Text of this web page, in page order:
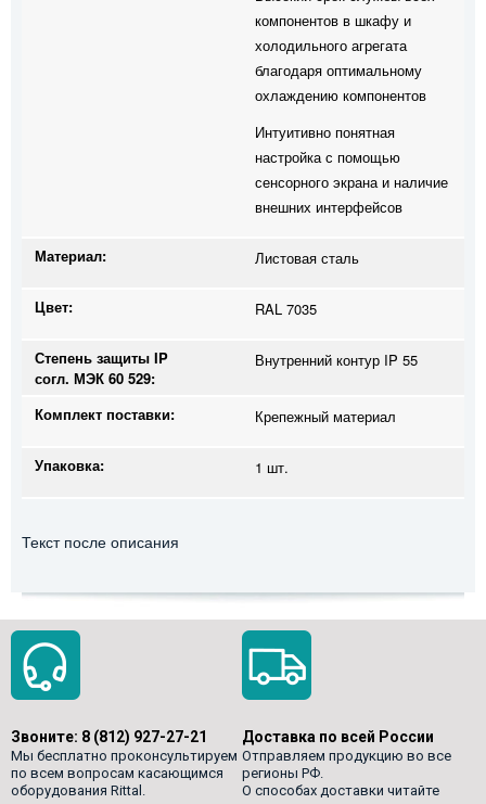
компонентов в шкафу и
холодильного агрегата
благодаря оптимальному
охлаждению компонентов
Интуитивно понятная
настройка с помощью
сенсорного экрана и наличие
внешних интерфейсов
Материал: Листовая сталь
Цвет: RAL 7035
Степень защиты IP
согл. МЭК 60 529:
Внутренний контур IP 55
Комплект поставки: Крепежный материал
Упаковка: 1 шт.
Текст после описания
Звоните: 8 (812) 927-27-21
Мы бесплатно проконсультируем
по всем вопросам касающимся
оборудования Rittal.
Доставка по всей России
Отправляем продукцию во все
регионы РФ.
О способах доставки читайте